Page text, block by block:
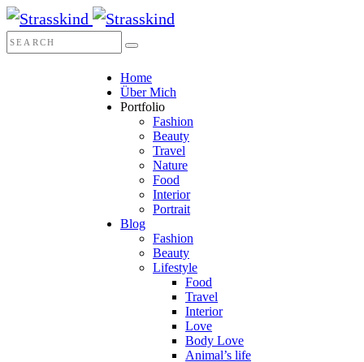
Home
Über Mich
Portfolio
Fashion
Beauty
Travel
Nature
Food
Interior
Portrait
Blog
Fashion
Beauty
Lifestyle
Food
Travel
Interior
Love
Body Love
Animal’s life